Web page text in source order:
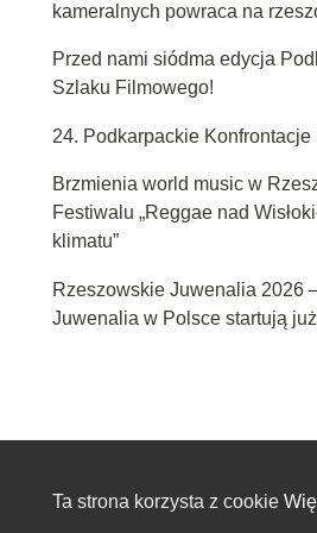
kameralnych powraca na
Przed nami siódma edycja
Szlaku Filmowego!
24. Podkarpackie Konfrontacje
Brzmienia world music w
Festiwalu „Reggae nad
klimatu”
Rzeszowskie Juwenalia 2026
Juwenalia w Polsce startują
Ta strona korzysta z cookie